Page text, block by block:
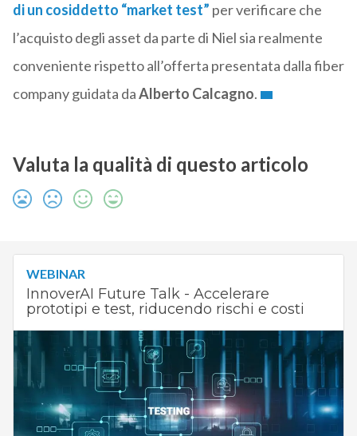
di un cosiddetto “market test” per verificare che
l’acquisto degli asset da parte di Niel sia realmente
conveniente rispetto all’offerta presentata dalla fiber
company guidata daAlberto Calcagno.
Valuta la qualità di questo articolo
WEBINAR
InnoverAI Future Talk - Accelerare
prototipi e test, riducendo rischi e costi